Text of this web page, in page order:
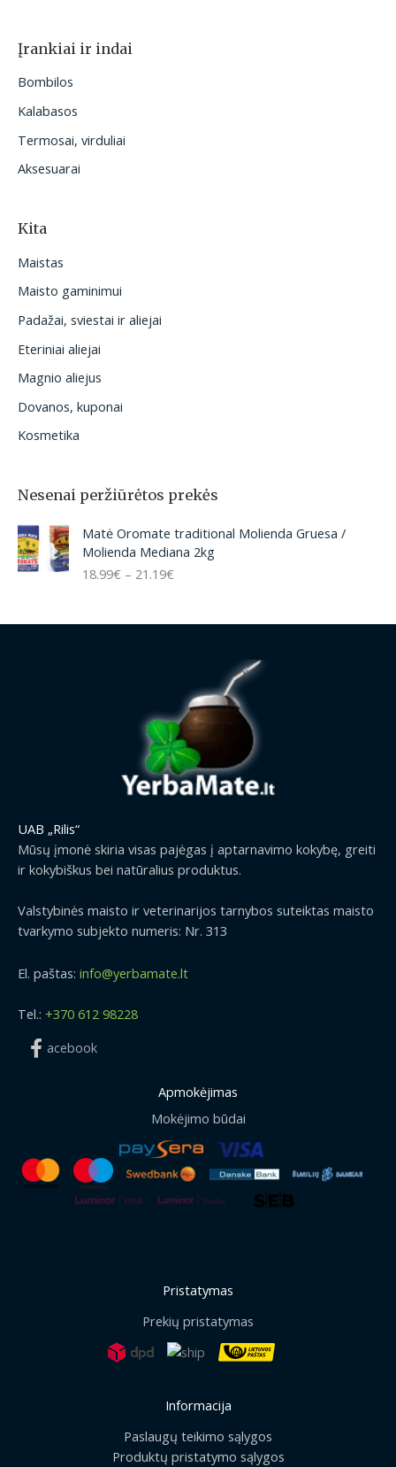
Įrankiai ir indai
Bombilos
Kalabasos
Termosai, virduliai
Aksesuarai
Kita
Maistas
Maisto gaminimui
Padažai, sviestai ir aliejai
Eteriniai aliejai
Magnio aliejus
Dovanos, kuponai
Kosmetika
Nesenai peržiūrėtos prekės
Matė Oromate traditional Molienda Gruesa /
Molienda Mediana 2kg
18.99€ – 21.19€
r
i
c
1
8
.
9
h
r
u
g
2
UAB „Rilis“
Mūsų įmonė skiria visas pajėgas į aptarnavimo kokybę, greiti
ir kokybiškus bei natūralius produktus.
Valstybinės maisto ir veterinarijos tarnybos suteiktas maisto
tvarkymo subjekto numeris: Nr. 313
El. paštas: info@yerbamate.lt
Tel.: +370 612 98228
acebook
Apmokėjimas
Mokėjimo būdai
Pristatymas
Prekių pristatymas
Informacija
Paslaugų teikimo sąlygos
Produktų pristatymo sąlygos